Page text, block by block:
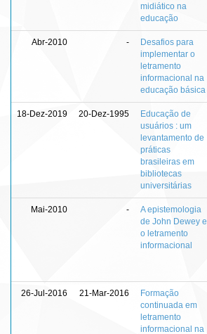
midiático na
educação
Abr-2010 -
Desafios para
implementar o
letramento
informacional na
educação básica
18-Dez-2019 20-Dez-1995
Educação de
usuários : um
levantamento de
práticas
brasileiras em
bibliotecas
universitárias
Mai-2010 -
A epistemologia
de John Dewey e
o letramento
informacional
26-Jul-2016 21-Mar-2016
Formação
continuada em
letramento
informacional na